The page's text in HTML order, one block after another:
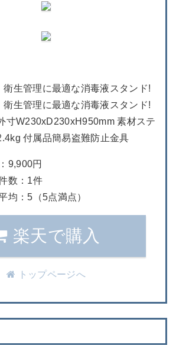
衛生管理に最適な消毒液スタンド!
衛生管理に最適な消毒液スタンド!
寸W230xD230xH950mm 素材ステ
付属品簡易盗難防止金具
9,900円
数：1件
均：5（5点満点）
楽天で購入
トップページへ